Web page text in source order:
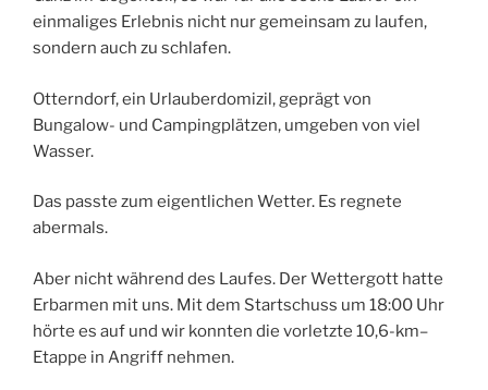
einmaliges Erlebnis nicht nur gemeinsam zu laufen,
sondern auch zu schlafen.
Otterndorf, ein Urlauberdomizil, geprägt von
Bungalow- und Campingplätzen, umgeben von viel
Wasser.
Das passte zum eigentlichen Wetter. Es regnete
abermals.
Aber nicht während des Laufes. Der Wettergott hatte
Erbarmen mit uns. Mit dem Startschuss um 18:00 Uhr
hörte es auf und wir konnten die vorletzte 10,6-km–
Etappe in Angriff nehmen.